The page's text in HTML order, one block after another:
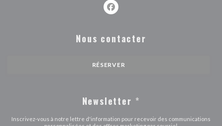
Facebook ((ouvre une nouvelle
Nous contacter
RÉSERVER
Newsletter *
Inscrivez-vous à notre lettre d'information pour recevoir des communications